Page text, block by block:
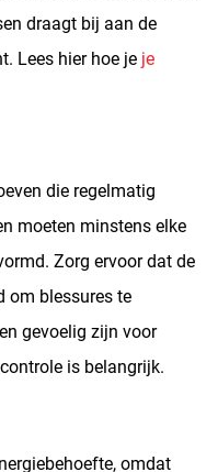
draagt bij aan de
Lees hier hoe je je
die regelmatig
moeten minstens elke
Zorg ervoor dat de
om blessures te
gevoelig zijn voor
is belangrijk.
omdat